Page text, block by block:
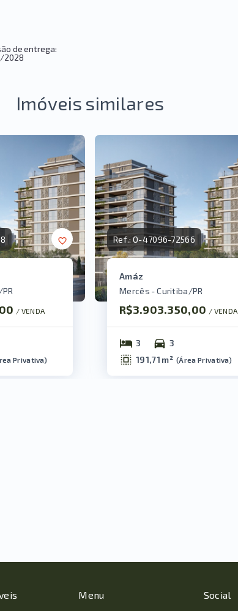
de entrega:
2028
Imóveis similares
/ VENDA
Privativa)
Ref.:O-47096-72566
Amáz
Mercês - Curitiba/PR
R$3.903.350,00 / VENDA
3
3
191,71 m² (Área Privativa)
Menu Social